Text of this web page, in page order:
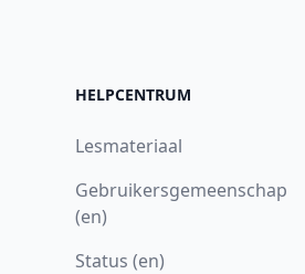
HELPCENTRUM
Lesmateriaal
Gebruikersgemeenschap
(en)
Status (en)